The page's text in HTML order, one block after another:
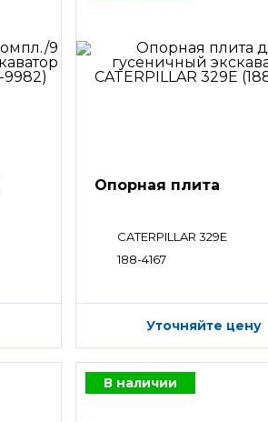
Опорная плита
CATERPILLAR 329E
188-4167
Уточняйте цену
В наличии